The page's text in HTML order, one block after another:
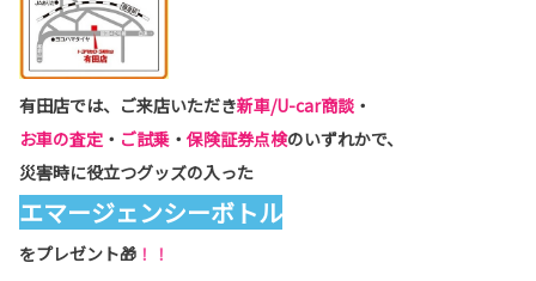
有田店では、ご来店いただき新車/U-car商談 ・
お車の査定 ・ ご試乗 ・ 保険証券点検のいずれかで、
災害時に役立つグッズの入った
エマージェンシーボトル
をプレゼント🎁 ！！